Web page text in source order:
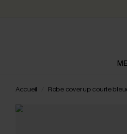
Accueil Robe cover up courte